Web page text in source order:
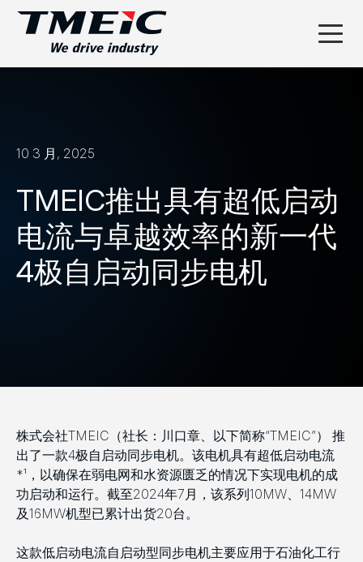
10 3 月, 2025
TMEIC推出具有超低启动
电流与卓越效率的新一代
4极自启动同步电机
株式会社TMEIC（社长：川口章、以下简称“TMEIC”） 推
出了一款4极自启动同步电机。该电机具有超低启动电流
*¹，以确保在弱电网和水资源匮乏的情况下实现电机的成
功启动和运行。截至2024年7月，该系列10MW、14MW
及16MW机型已累计出货20台。
这款低启动电流自启动型同步电机主要应用于石油化工行